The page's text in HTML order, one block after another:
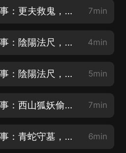
四川方言說民間故事：更夫救鬼，無聲的守護 7min
四川方言說民間故事：陰陽法尺，魯班尺量儘陰陽事 4min
四川方言說民間故事：陰陽法尺，冤魂夜哭 5min
四川方言說民間故事：西山狐妖偷女，桃木釘除妖 7min
四川方言說民間故事：青蛇守墓，世代守諾 6min